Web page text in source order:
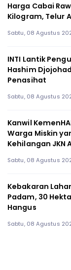
Harga Cabai
Kilogram, Telur
Sabtu, 08 Agustus
INTI Lantik
Hashim
Penasihat
Sabtu, 08 Agustus
Kanwil
Warga Miskin
Kehilangan JKN
Sabtu, 08 Agustus
Kebakaran
Padam, 30
Hangus
Sabtu, 08 Agustus